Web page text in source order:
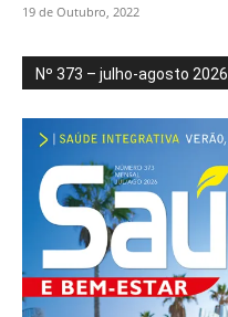
19 de Outubro, 2022
Nº 373 – julho-agosto 2026